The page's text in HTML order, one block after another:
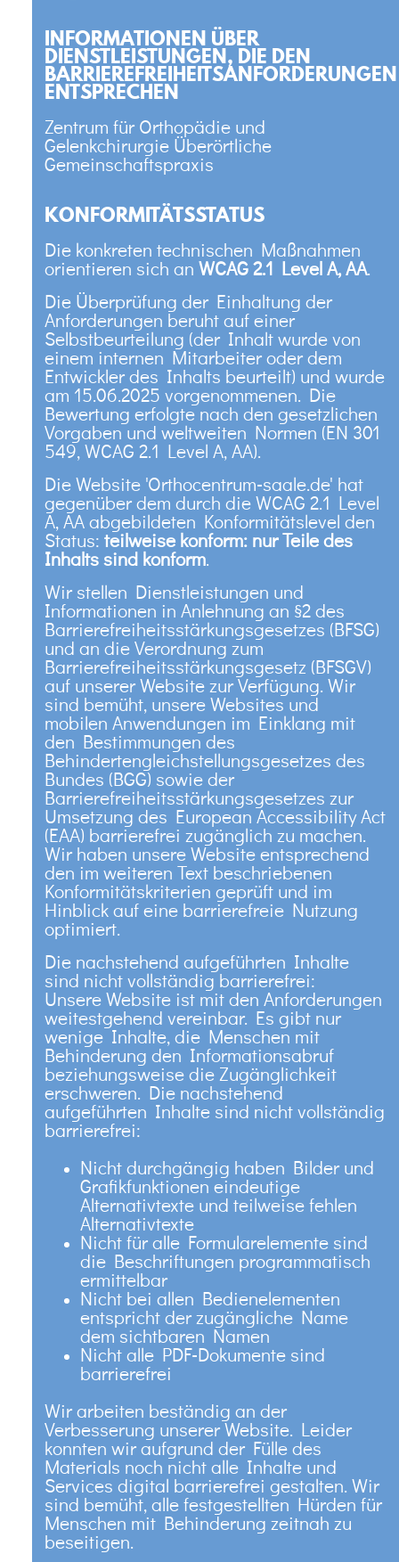
INFORMATIONEN ÜBER
DIENSTLEISTUNGEN, DIE DEN
BARRIEREFREIHEITSANFORDERUNGEN
ENTSPRECHEN
Zentrum für Orthopädie und
Gelenkchirurgie Überörtliche
Gemeinschaftspraxis
KONFORMITÄTSSTATUS
Die konkreten technischen Maßnahmen
orientieren sich an WCAG 2.1 Level A, AA.
Die Überprüfung der Einhaltung der
Anforderungen beruht auf einer
Selbstbeurteilung (der Inhalt wurde von
einem internen Mitarbeiter oder dem
Entwickler des Inhalts beurteilt) und wurde
am 15.06.2025 vorgenommenen. Die
Bewertung erfolgte nach den gesetzlichen
Vorgaben und weltweiten Normen (EN 301
549, WCAG 2.1 Level A, AA).
Die Website 'Orthocentrum-saale.de' hat
gegenüber dem durch die WCAG 2.1 Level
A, AA abgebildeten Konformitätslevel den
Status:teilweise konform: nur Teile des
Inhalts sind konform.
Wir stellen Dienstleistungen und
Informationen in Anlehnung an §2 des
Barrierefreiheitsstärkungsgesetzes (BFSG)
und an die Verordnung zum
Barrierefreiheitsstärkungsgesetz (BFSGV)
auf unserer Website zur Verfügung. Wir
sind bemüht, unsere Websites und
mobilen Anwendungen im Einklang mit
den Bestimmungen des
Behindertengleichstellungsgesetzes des
Bundes (BGG) sowie der
Barrierefreiheitsstärkungsgesetzes zur
Umsetzung des European Accessibility Act
(EAA) barrierefrei zugänglich zu machen.
Wir haben unsere Website entsprechend
den im weiteren Text beschriebenen
Konformitätskriterien geprüft und im
Hinblick auf eine barrierefreie Nutzung
optimiert.
Die nachstehend aufgeführten Inhalte
sind nicht vollständig barrierefrei:
Unsere Website ist mit den Anforderungen
weitestgehend vereinbar. Es gibt nur
wenige Inhalte, die Menschen mit
Behinderung den Informationsabruf
beziehungsweise die Zugänglichkeit
erschweren. Die nachstehend
aufgeführten Inhalte sind nicht vollständig
barrierefrei:
Nicht durchgängig haben Bilder und
Grafikfunktionen eindeutige
Alternativtexte und teilweise fehlen
Alternativtexte
Nicht für alle Formularelemente sind
die Beschriftungen programmatisch
ermittelbar
Nicht bei allen Bedienelementen
entspricht der zugängliche Name
dem sichtbaren Namen
Nicht alle PDF-Dokumente sind
barrierefrei
Wir arbeiten beständig an der
Verbesserung unserer Website. Leider
konnten wir aufgrund der Fülle des
Materials noch nicht alle Inhalte und
Services digital barrierefrei gestalten. Wir
sind bemüht, alle festgestellten Hürden für
Menschen mit Behinderung zeitnah zu
beseitigen.